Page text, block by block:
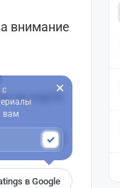
внимание
на карте.
в Google
с
вам